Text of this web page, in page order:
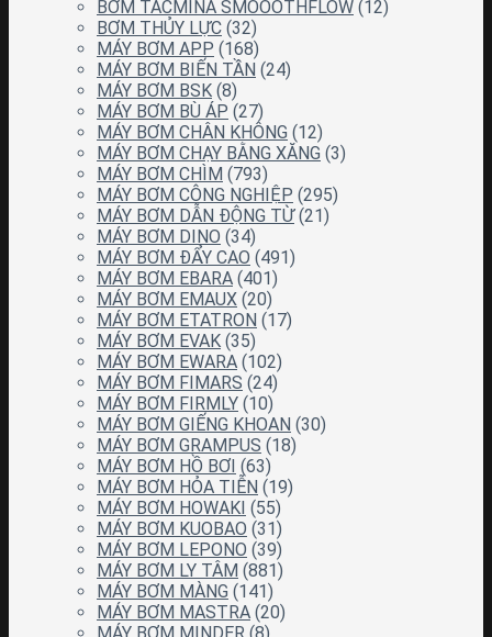
BƠM TACMINA SMOOOTHFLOW (12)
BƠM THỦY LỰC (32)
MÁY BƠM APP (168)
MÁY BƠM BIẾN TẦN (24)
MÁY BƠM BSK (8)
MÁY BƠM BÙ ÁP (27)
MÁY BƠM CHÂN KHÔNG (12)
MÁY BƠM CHẠY BẰNG XĂNG (3)
MÁY BƠM CHÌM (793)
MÁY BƠM CÔNG NGHIỆP (295)
MÁY BƠM DẪN ĐỘNG TỪ (21)
MÁY BƠM DINO (34)
MÁY BƠM ĐẨY CAO (491)
MÁY BƠM EBARA (401)
MÁY BƠM EMAUX (20)
MÁY BƠM ETATRON (17)
MÁY BƠM EVAK (35)
MÁY BƠM EWARA (102)
MÁY BƠM FIMARS (24)
MÁY BƠM FIRMLY (10)
MÁY BƠM GIẾNG KHOAN (30)
MÁY BƠM GRAMPUS (18)
MÁY BƠM HỒ BƠI (63)
MÁY BƠM HỎA TIỄN (19)
MÁY BƠM HOWAKI (55)
MÁY BƠM KUOBAO (31)
MÁY BƠM LEPONO (39)
MÁY BƠM LY TÂM (881)
MÁY BƠM MÀNG (141)
MÁY BƠM MASTRA (20)